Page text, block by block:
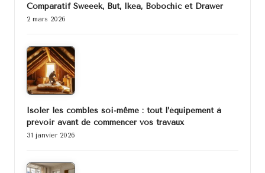
Comparatif Sweeek, But, Ikea, Bobochic et Drawer
2 mars 2026
Isoler les combles soi-même : tout l’équipement à
prévoir avant de commencer vos travaux
31 janvier 2026